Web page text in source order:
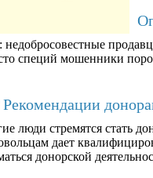
специй мошенники
Рекомендации
люди стремятся стать
дает
донорской